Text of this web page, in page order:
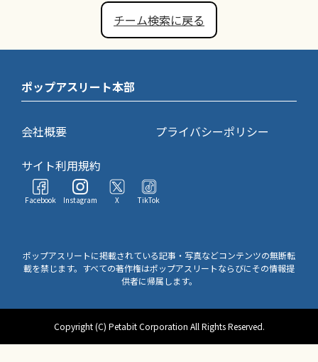
チーム検索に戻る
ポップアスリート本部
会社概要
プライバシーポリシー
サイト利用規約
Facebook Instagram X TikTok
ポップアスリートに掲載されている記事・写真などコンテンツの無断転
載を禁じます。すべての著作権はポップアスリートならびにその情報提
供者に帰属します。
Copyright (C) Petabit Corporation All Rights Reserved.